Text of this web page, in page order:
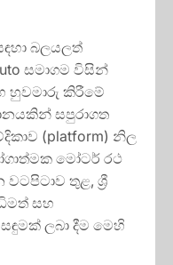
බලයලත්
සමාගම විසින්
හුවමාරු කිරීමේ
සපුරාගත
(platform) නිල
මෝටර් රථ
තුළ, ශ්‍රී
සහ
ලබා දීම මෙහි